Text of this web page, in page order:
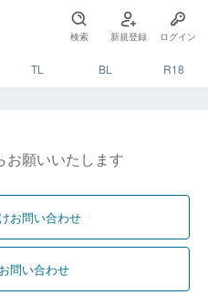
検索 新規登録 ログイン
TL BL R18
お願いいたします
お問い合わせ
問い合わせ